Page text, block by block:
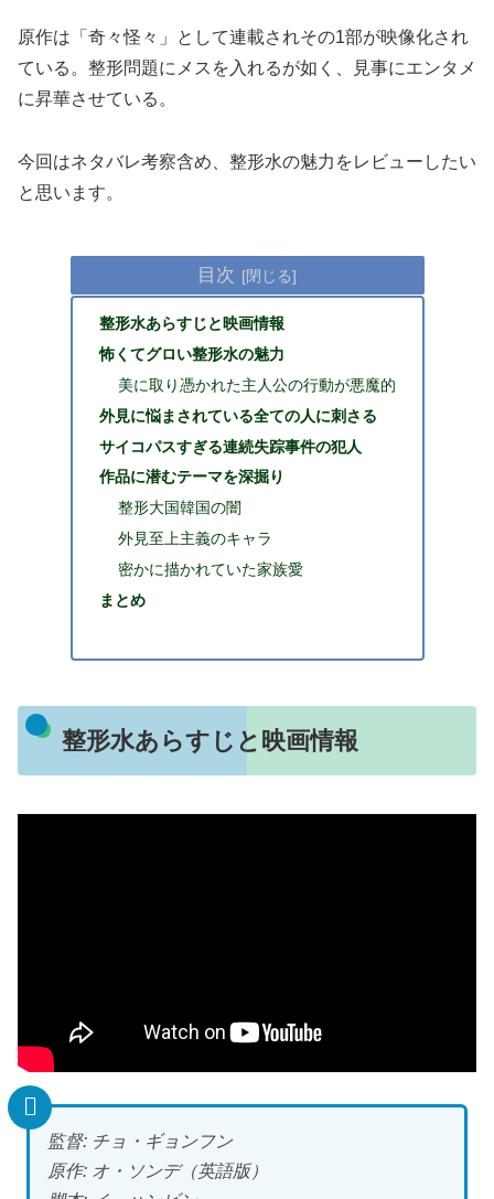
原作は「奇々怪々」として連載されその1部が映像化され
ている。整形問題にメスを入れるが如く、見事にエンタメ
に昇華させている。
今回はネタバレ考察含め、整形水の魅力をレビューしたい
と思います。
目次
整形水あらすじと映画情報
怖くてグロい整形水の魅力
美に取り憑かれた主人公の行動が悪魔的
外見に悩まされている全ての人に刺さる
サイコパスすぎる連続失踪事件の犯人
作品に潜むテーマを深掘り
整形大国韓国の闇
外見至上主義のキャラ
密かに描かれていた家族愛
まとめ
整形水あらすじと映画情報
監督: チョ・ギョンフン
原作: オ・ソンデ（英語版）